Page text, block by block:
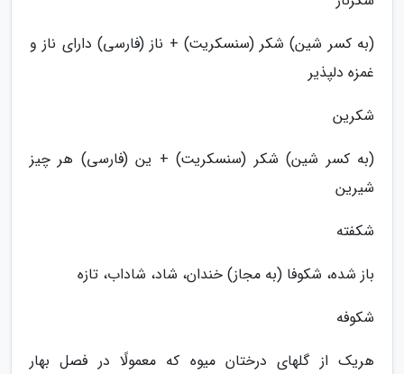
(به کسر شین) شکر (سنسکریت) + ناز (فارسی) دارای ناز و
غمزه دلپذیر
شکرین
(به کسر شین) شکر (سنسکریت) + ین (فارسی) هر چیز
شیرین
شکفته
باز شده، شکوفا (به مجاز) خندان، شاد، شاداب، تازه
شکوفه
هریک از گلهای درختان میوه که معمولًا در فصل بهار